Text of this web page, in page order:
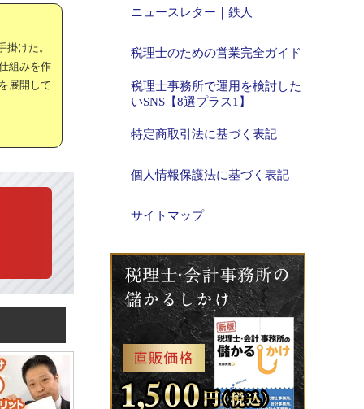
けた。
組みを作
展開して
ニュースレター｜鉄人
税理士のための営業完全ガイド
税理士事務所で運用を検討した
いSNS【8選プラス1】
特定商取引法に基づく表記
個人情報保護法に基づく表記
サイトマップ